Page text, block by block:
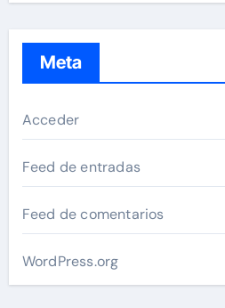
Meta
Acceder
Feed de entradas
Feed de comentarios
WordPress.org